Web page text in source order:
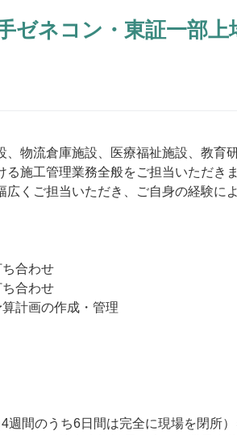
ゼネコン・東証一部
、物流倉庫施設、医療福祉施設、教育
る施工管理業務全般をご担当いただき
広くご担当いただき、ご自身の経験に
合わせ
合わせ
計画の作成・管理
週間のうち6日間は完全に現場を閉所